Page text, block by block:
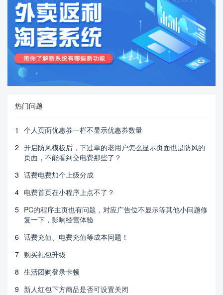
热门问题
1
个人页面优惠券一栏不显示优惠券数量
2 开启防风模板后，下过单的老用户怎么显示页面也是防风的
页面，不能看到交电费那些了？
3 话费电费加个上级分成
4 电费首页在小程序上点不了？
5 PC的程序主页也有问题，对应广告位不显示等其他小问题修
复一下，影响经营体验
6 话费充值、电费充值等成本问题！
7 购买礼包升级
8 生活团购登录卡顿
9 新人红包下方商品是否可设置关闭